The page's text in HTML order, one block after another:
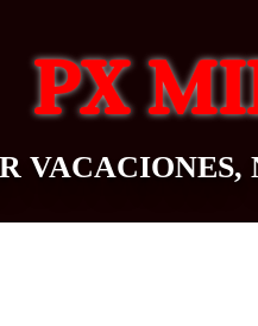
PX
VACACIONES,